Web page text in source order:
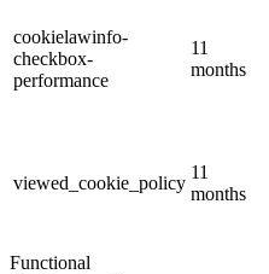
cookielawinfo-
checkbox-
performance
11
months
viewed_cookie_policy
11
months
Functional